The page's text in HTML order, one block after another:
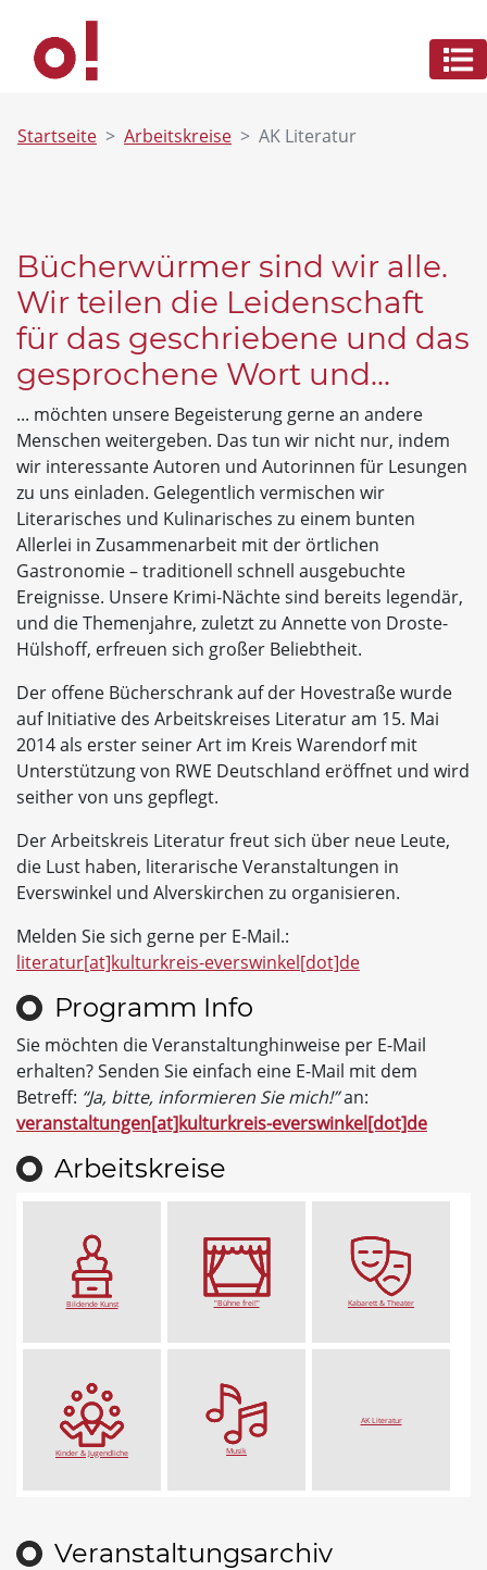
Startseite Arbeitskreise AK Literatur
Bücherwürmer sind wir alle.
Wir teilen die Leidenschaft
für das geschriebene und das
gesprochene Wort und...
... möchten unsere Begeisterung gerne an andere
Menschen weitergeben. Das tun wir nicht nur, indem
wir interessante Autoren und Autorinnen für Lesungen
zu uns einladen. Gelegentlich vermischen wir
Literarisches und Kulinarisches zu einem bunten
Allerlei in Zusammenarbeit mit der örtlichen
Gastronomie – traditionell schnell ausgebuchte
Ereignisse. Unsere Krimi-Nächte sind bereits legendär,
und die Themenjahre, zuletzt zu Annette von Droste-
Hülshoff, erfreuen sich großer Beliebtheit.
Der offene Bücherschrank auf der Hovestraße wurde
auf Initiative des Arbeitskreises Literatur am 15. Mai
2014 als erster seiner Art im Kreis Warendorf mit
Unterstützung von RWE Deutschland eröffnet und wird
seither von uns gepflegt.
Der Arbeitskreis Literatur freut sich über neue Leute,
die Lust haben, literarische Veranstaltungen in
Everswinkel und Alverskirchen zu organisieren.
Melden Sie sich gerne per E-Mail.:
literatur[at]kulturkreis-everswinkel[dot]de
Programm Info
Sie möchten die Veranstaltunghinweise per E-Mail
erhalten? Senden Sie einfach eine E-Mail mit dem
Betreff: “Ja, bitte, informieren Sie mich!”an:
veranstaltungen[at]kulturkreis-everswinkel[dot]de
Arbeitskreise
Bildende Kunst "Bühne frei!" Kabarett & Theater
Kinder & Jugendliche Musik
AK Literatur
Veranstaltungsarchiv